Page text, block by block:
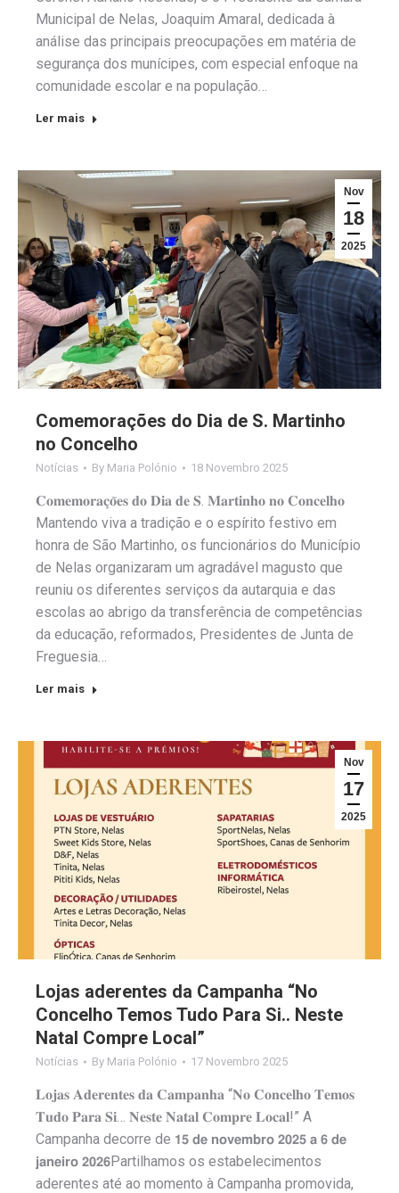
Municipal de Nelas, Joaquim Amaral, dedicada à
análise das principais preocupações em matéria de
segurança dos munícipes, com especial enfoque na
comunidade escolar e na população…
Ler mais
Nov
18
2025
Comemorações do Dia de S. Martinho
no Concelho
Notícias By Maria Polónio 18 Novembro 2025
𝐂𝐨𝐦𝐞𝐦𝐨𝐫𝐚𝐜̧𝐨̃𝐞𝐬 𝐝𝐨 𝐃𝐢𝐚 𝐝𝐞 𝐒. 𝐌𝐚𝐫𝐭𝐢𝐧𝐡𝐨 𝐧𝐨 𝐂𝐨𝐧𝐜𝐞𝐥𝐡𝐨
Mantendo viva a tradição e o espírito festivo em
honra de São Martinho, os funcionários do Município
de Nelas organizaram um agradável magusto que
reuniu os diferentes serviços da autarquia e das
escolas ao abrigo da transferência de competências
da educação, reformados, Presidentes de Junta de
Freguesia…
Ler mais
Nov
17
2025
Lojas aderentes da Campanha “No
Concelho Temos Tudo Para Si.. Neste
Natal Compre Local”
Notícias By Maria Polónio 17 Novembro 2025
𝐋𝐨𝐣𝐚𝐬 𝐀𝐝𝐞𝐫𝐞𝐧𝐭𝐞𝐬 𝐝𝐚 𝐂𝐚𝐦𝐩𝐚𝐧𝐡𝐚 “𝐍𝐨 𝐂𝐨𝐧𝐜𝐞𝐥𝐡𝐨 𝐓𝐞𝐦𝐨𝐬
𝐓𝐮𝐝𝐨 𝐏𝐚𝐫𝐚 𝐒𝐢… 𝐍𝐞𝐬𝐭𝐞 𝐍𝐚𝐭𝐚𝐥 𝐂𝐨𝐦𝐩𝐫𝐞 𝐋𝐨𝐜𝐚𝐥!” A
Campanha decorre de 𝟭𝟱 𝗱𝗲 𝗻𝗼𝘃𝗲𝗺𝗯𝗿𝗼 𝟮𝟬𝟮𝟱 𝗮 𝟲 𝗱𝗲
𝗷𝗮𝗻𝗲𝗶𝗿𝗼 𝟮𝟬𝟮𝟲Partilhamos os estabelecimentos
aderentes até ao momento à Campanha promovida,